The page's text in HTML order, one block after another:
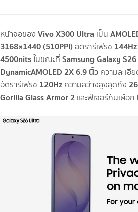
หน้าจอของ Vivo X300 Ultra เป็น
3168×1440 (510PPI)อัตรารีเฟรช 144Hz
4500nitsในขณะที่ Samsung Galaxy
DynamicAMOLED 2X 6.9 นิ้ว ความละเอี
อัตรารีเฟรช 120Hz ความสว่างสูงสุดถึง
Gorilla Glass Armor 2 และฟีเจอร์กันเผือก